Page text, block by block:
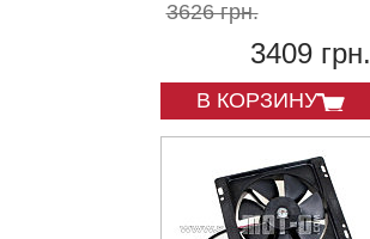
3626 грн.
3409 грн.
В КОРЗИНУ